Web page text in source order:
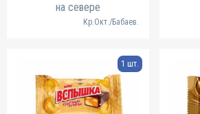
на севере
Кр.Окт./Бабаев.
1 шт.